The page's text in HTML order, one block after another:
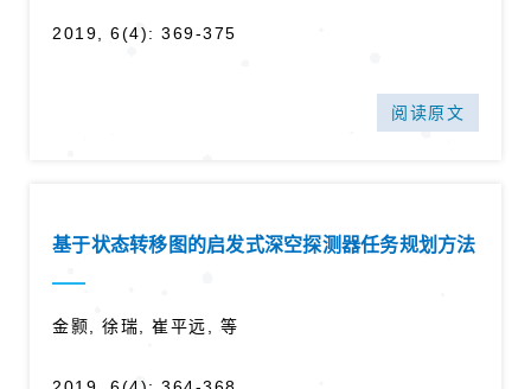
2019, 6(4): 369-375
阅读原文
基于状态转移图的启发式深空探测器任务规划方法
金颢, 徐瑞, 崔平远, 等